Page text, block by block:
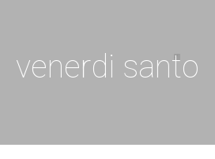
venerdi santo